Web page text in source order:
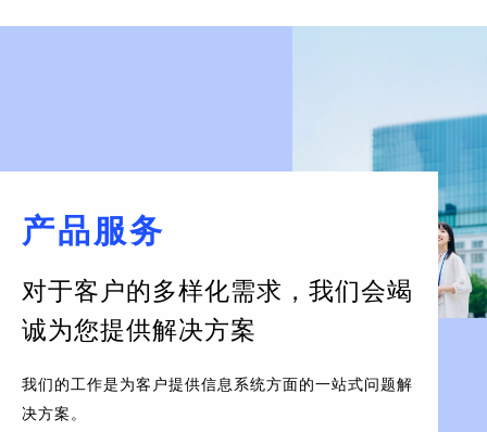
产品服务
对于客户的多样化需求， 我们会竭
诚为您提供解决方案
我们的工作是为客户提供信息系统方面的一站式问题解
决方案。